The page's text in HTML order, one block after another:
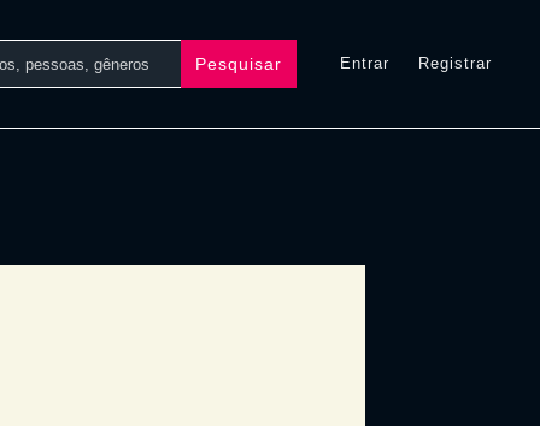
Pesquisar Entrar Registrar